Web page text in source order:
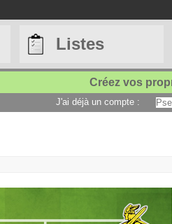
Listes
Créez vos
J'ai déjà un compte :